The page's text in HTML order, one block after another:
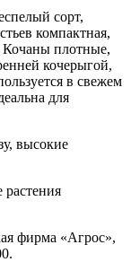
сорт,
компактная,
Кочаны плотные,
кочерыгой,
в свежем
для
высокие
растения
фирма «Агрос»,